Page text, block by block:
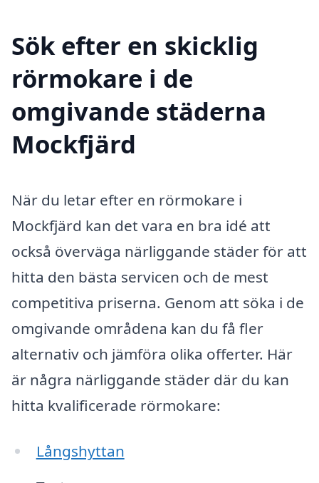
Sök efter en skicklig
rörmokare i de
omgivande städerna
Mockfjärd
När du letar efter en rörmokare i
Mockfjärd kan det vara en bra idé att
också överväga närliggande städer för att
hitta den bästa servicen och de mest
competitiva priserna. Genom att söka i de
omgivande områdena kan du få fler
alternativ och jämföra olika offerter. Här
är några närliggande städer där du kan
hitta kvalificerade rörmokare:
Långshyttan